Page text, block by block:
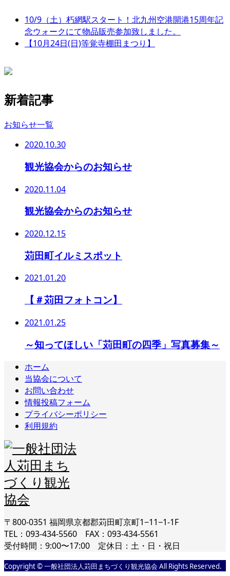
10/9（土）朽網駅スタート！北九州空港開港15周年記
念ウォークにて物品販売参加致しました。
【10月24日(日)等覚寺棚田まつり】
新着記事
お知らせ一覧
2020.10.30
観光協会からのお知らせ
2020.11.04
観光協会からのお知らせ
2020.12.15
苅田町イルミスポット
2021.01.20
【＃苅田フォトコン】
2021.01.25
～知ってほしい「苅田町の四季」写真募集～
ホーム
当協会について
お問い合わせ
情報投稿フォーム
プライバシーポリシー
利用規約
〒800-0351 福岡県京都郡苅田町京町1−11−1-1F
TEL：093-434-5560 FAX：093-434-5561
受付時間：9:00〜17:00 定休日：土・日・祝日
Copyright © 一般社団法人苅田まちづくり観光協会 All Rights Reserved.